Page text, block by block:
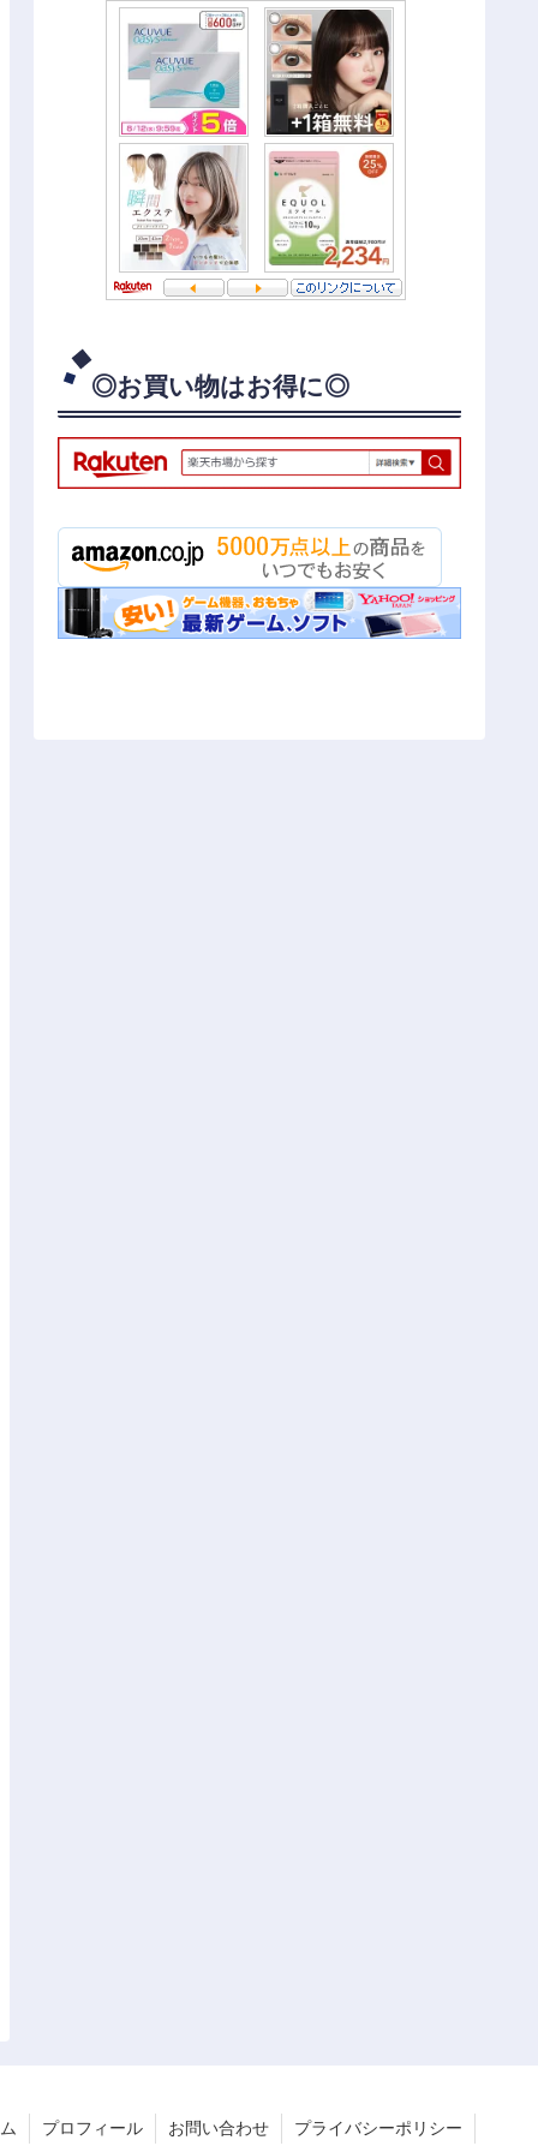
◎お買い物はお得に◎
プロフィール お問い合わせ プライバシーポリシー